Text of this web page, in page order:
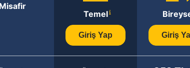
Misafir
Temel
Giriş Yap Giriş